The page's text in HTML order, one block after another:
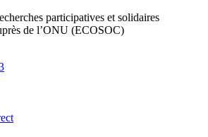
participatives et solidaires
de l’ONU (ECOSOC)